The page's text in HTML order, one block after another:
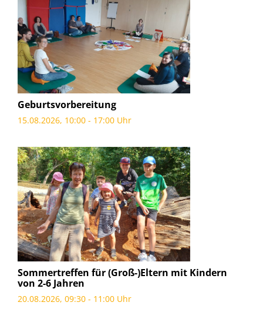
Geburtsvorbereitung
15.08.2026, 10:00 - 17:00 Uhr
Sommertreffen für (Groß-)Eltern mit Kindern
von 2-6 Jahren
20.08.2026, 09:30 - 11:00 Uhr